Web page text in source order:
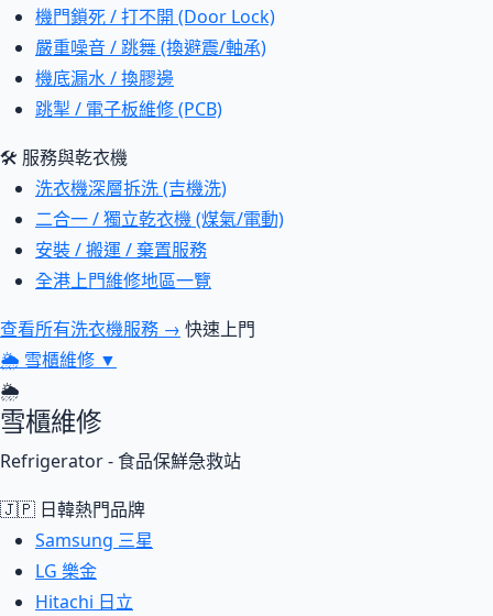
機門鎖死 / 打不開 (Door Lock)
嚴重噪音 / 跳舞 (換避震/軸承)
機底漏水 / 換膠邊
跳掣 / 電子板維修 (PCB)
🛠 服務與乾衣機
洗衣機深層拆洗 (吉機洗)
二合一 / 獨立乾衣機 (煤氣/電動)
安裝 / 搬運 / 棄置服務
全港上門維修地區一覽
查看所有洗衣機服務 → 快速上門
🌦 雪櫃維修 ▼
🌦
雪櫃維修
Refrigerator - 食品保鮮急救站
🇯🇵 日韓熱門品牌
Samsung 三星
LG 樂金
Hitachi 日立